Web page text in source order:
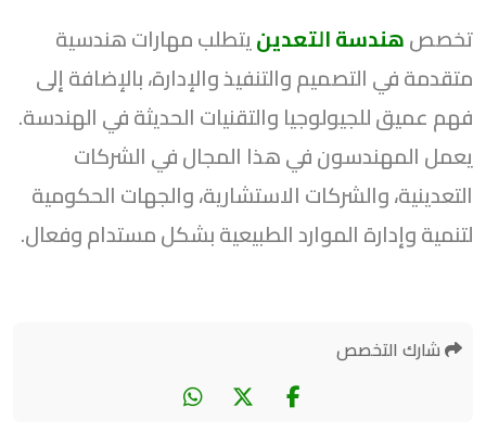
تخصصهندسة التعدينيتطلب مهارات هندسية
متقدمة في التصميم والتنفيذ والإدارة، بالإضافة إلى
فهم عميق للجيولوجيا والتقنيات الحديثة في الهندسة.
يعمل المهندسون في هذا المجال في الشركات
التعدينية، والشركات الاستشارية، والجهات الحكومية
لتنمية وإدارة الموارد الطبيعية بشكل مستدام وفعال.
شارك التخصص